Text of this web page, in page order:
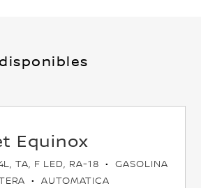
Equinox
TA, F LED, RA-18
GASOLINA
AUTOMATICA